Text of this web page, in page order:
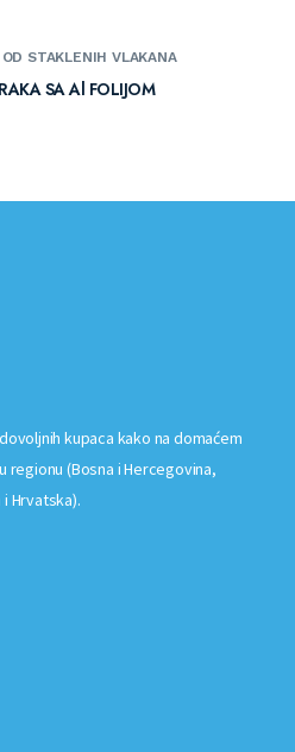
STAKLENIH VLAKANA
SA Al FOLIJOM
kupaca kako na domaćem
regionu (Bosna i Hercegovina,
Hrvatska).